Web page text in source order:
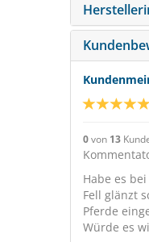
0von 13
Habe es
Fell glänzt
Pferde
Würde es